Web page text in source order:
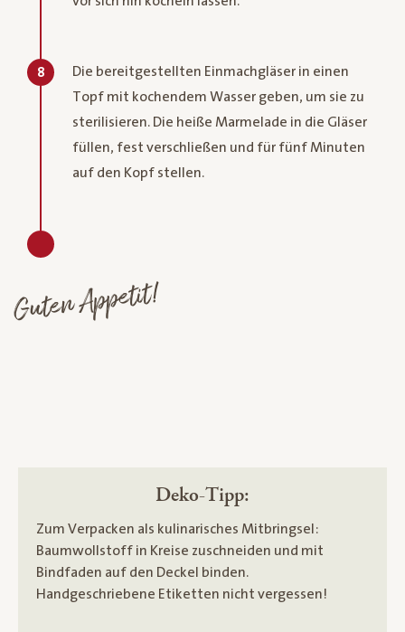
8
Die bereitgestellten Einmachgläser in einen
Topf mit kochendem Wasser geben, um sie zu
sterilisieren. Die heiße Marmelade in die Gläser
füllen, fest verschließen und für fünf Minuten
auf den Kopf stellen.
Guten Appetit!
Deko-Tipp:
Zum Verpacken als kulinarisches Mitbringsel:
Baumwollstoff in Kreise zuschneiden und mit
Bindfaden auf den Deckel binden.
Handgeschriebene Etiketten nicht vergessen!